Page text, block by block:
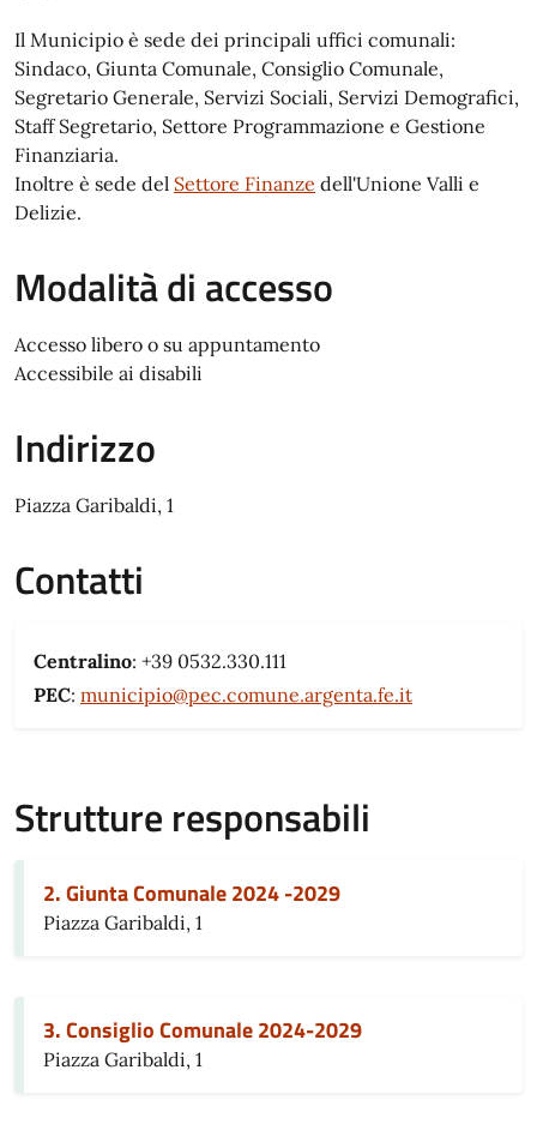
Il Municipio è sede dei principali uffici comunali:
Sindaco, Giunta Comunale, Consiglio Comunale,
Segretario Generale, Servizi Sociali, Servizi Demografici,
Staff Segretario, Settore Programmazione e Gestione
Finanziaria.
Inoltre è sede del Settore Finanze dell'Unione Valli e
Delizie.
Modalità di accesso
Accesso libero o su appuntamento
Accessibile ai disabili
Indirizzo
Piazza Garibaldi, 1
Contatti
Centralino: +39 0532.330.111
PEC: municipio@pec.comune.argenta.fe.it
Strutture responsabili
2. Giunta Comunale 2024 -2029
Piazza Garibaldi, 1
3. Consiglio Comunale 2024-2029
Piazza Garibaldi, 1